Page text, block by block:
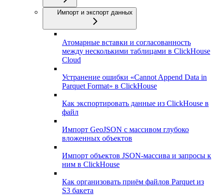
Импорт и экспорт данных
Атомарные вставки и согласованность
между несколькими таблицами в ClickHouse
Cloud
Устранение ошибки «Cannot Append Data in
Parquet Format» в ClickHouse
Как экспортировать данные из ClickHouse в
файл
Импорт GeoJSON с массивом глубоко
вложенных объектов
Импорт объектов JSON-массива и запросы к
ним в ClickHouse
Как организовать приём файлов Parquet из
S3 бакета